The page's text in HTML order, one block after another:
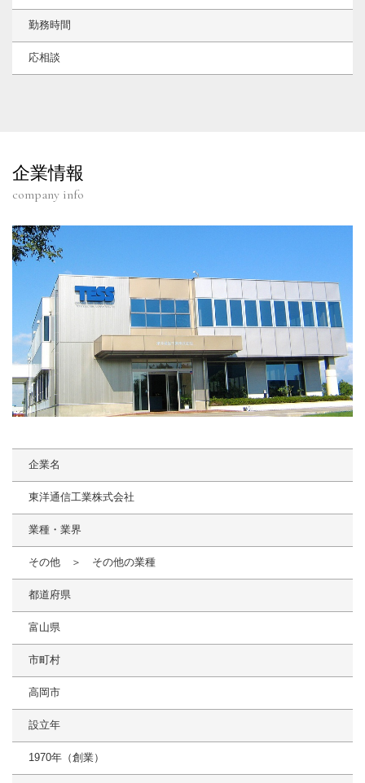
勤務時間
応相談
企業情報
company info
企業名
東洋通信工業株式会社
業種・業界
その他 ＞ その他の業種
都道府県
富山県
市町村
高岡市
設立年
1970年（創業）